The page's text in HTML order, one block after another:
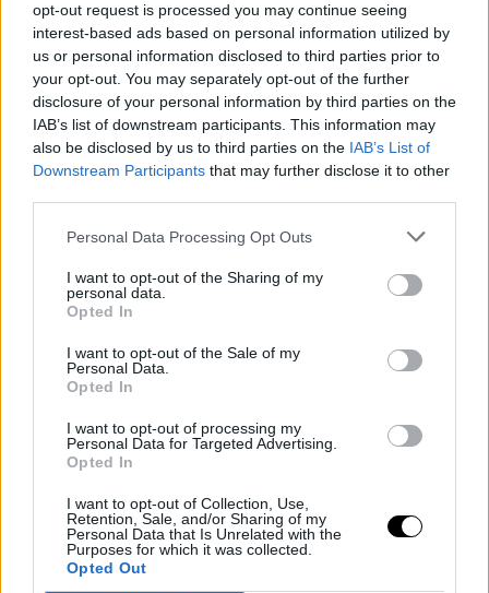
opt-out request is processed you may continue seeing
interest-based ads based on personal information utilized by
us or personal information disclosed to third parties prior to
your opt-out. You may separately opt-out of the further
disclosure of your personal information by third parties on the
IAB’s list of downstream participants. This information may
also be disclosed by us to third parties on the IAB’s List of
Downstream Participants that may further disclose it to other
Personal Data Processing Opt Outs
I want to opt-out of the Sharing of my
personal data.
Opted In
I want to opt-out of the Sale of my
Personal Data.
Opted In
I want to opt-out of processing my
Personal Data for Targeted Advertising.
Opted In
I want to opt-out of Collection, Use,
Retention, Sale, and/or Sharing of my
Personal Data that Is Unrelated with the
Purposes for which it was collected.
Opted Out
Barátság és Pénz? Így Maradjatok
Együtt Étkezési Döntéseknél
A barátok minden étkezést étteremben szeretnének
lebonyolítani, ami komoly anyagi terhet jelenthet – de
hogyan őrizd meg a kapcsolatot anélkül, hogy
tönkremennél? Ez a cikk
Robotteknológiai Diákgyőzelem a
Mikroműanyagok Ellen
Glen Young, a 16-year-old feltette a nagy kérdést:
hogyan tanítsa meg autonóm tengeri teknős robotját